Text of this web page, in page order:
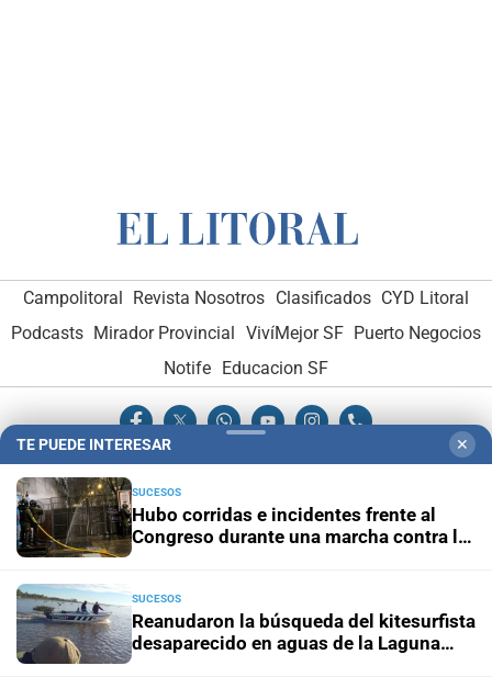
Campolitoral Revista Nosotros Clasificados CYD Litoral
Podcasts Mirador Provincial VivíMejor SF Puerto Negocios
Notife Educacion SF
Hemeroteca Digital (1930-1979)- Receptorías de avisos -
Opcionales con El Litoral
TE PUEDE INTERESAR ✕
SUCESOS
Hubo corridas e incidentes frente al
Congreso durante una marcha contra la
SUCESOS
Reanudaron la búsqueda del kitesurfista
desaparecido en aguas de la Laguna